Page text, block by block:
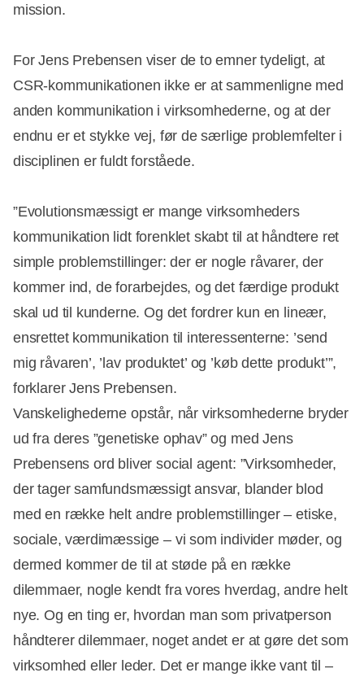
mission.
For Jens Prebensen viser de to emner tydeligt, at
CSR-kommunikationen ikke er at sammenligne med
anden kommunikation i virksomhederne, og at der
endnu er et stykke vej, før de særlige problemfelter i
disciplinen er fuldt forståede.
”Evolutionsmæssigt er mange virksomheders
kommunikation lidt forenklet skabt til at håndtere ret
simple problemstillinger: der er nogle råvarer, der
kommer ind, de forarbejdes, og det færdige produkt
skal ud til kunderne. Og det fordrer kun en lineær,
ensrettet kommunikation til interessenterne: ’send
mig råvaren’, ’lav produktet’ og ’køb dette produkt’”,
forklarer Jens Prebensen.
Vanskelighederne opstår, når virksomhederne bryder
ud fra deres ”genetiske ophav” og med Jens
Prebensens ord bliver social agent: ”Virksomheder,
der tager samfundsmæssigt ansvar, blander blod
med en række helt andre problemstillinger – etiske,
sociale, værdimæssige – vi som individer møder, og
dermed kommer de til at støde på en række
dilemmaer, nogle kendt fra vores hverdag, andre helt
nye. Og en ting er, hvordan man som privatperson
håndterer dilemmaer, noget andet er at gøre det som
virksomhed eller leder. Det er mange ikke vant til –